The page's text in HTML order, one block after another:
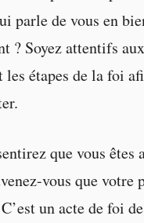
parle de vous en
? Soyez attentifs
étapes de la foi
que vous êtes
vous que votre
un acte de foi